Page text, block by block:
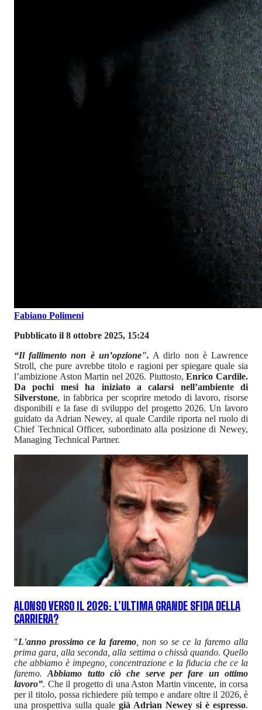
Fabiano Polimeni
Pubblicato il 8 ottobre 2025, 15:24
“Il fallimento non è un’opzione". A dirlo non è Lawrence
Stroll, che pure avrebbe titolo e ragioni per spiegare quale sia
l’ambizione Aston Martin nel 2026. Piuttosto,Enrico Cardile.
Da pochi mesi ha iniziato a calarsi nell’ambiente di
Silverstone, in fabbrica per scoprire metodo di lavoro, risorse
disponibili e la fase di sviluppo del progetto 2026. Un lavoro
guidato da Adrian Newey, al quale Cardile riporta nel ruolo di
Chief Technical Officer, subordinato alla posizione di Newey,
Managing Technical Partner.
ALONSO VERSO IL 2026: L’ULTIMA GRANDE SFIDA DELLA
CARRIERA?
"L'anno prossimo ce la faremo , non so se ce la faremo alla
prima gara, alla seconda, alla settima o chissà quando. Quello
che abbiamo è impegno, concentrazione e la fiducia che ce la
faremo.Abbiamo tutto ciò che serve per fare un ottimo
lavoro”. Che il progetto di una Aston Martin vincente, in corsa
per il titolo, possa richiedere più tempo e andare oltre il 2026, è
una prospettiva sulla quale già Adrian Newey si è espresso.